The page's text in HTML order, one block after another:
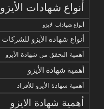
أنواع شهادات الأيزو
أنواع شهادات الايزو
أنواع شهادة الأيزو للشركات
أهمية التحقق من شهادة الأيزو
أهمية شهادة الأيزو
أهمية شهادة الأيزو للأفراد
أهمية شهادة الايزو